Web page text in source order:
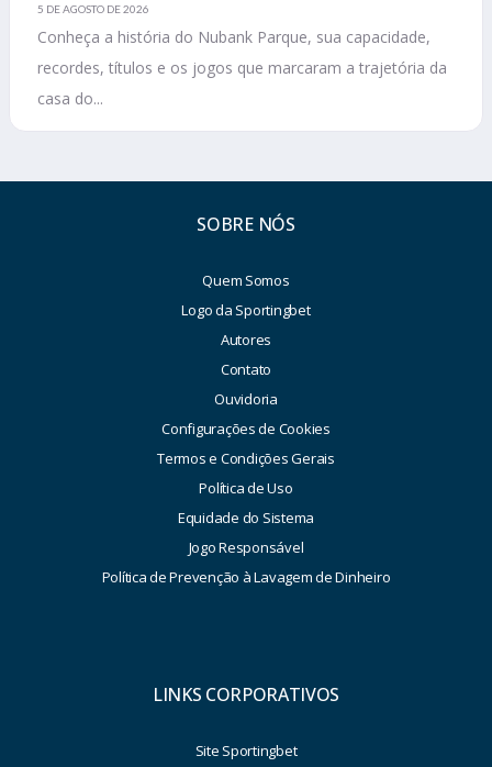
5 DE AGOSTO DE 2026
Conheça a história do Nubank Parque, sua capacidade,
recordes, títulos e os jogos que marcaram a trajetória da
casa do...
SOBRE NÓS
Quem Somos
Logo da Sportingbet
Autores
Contato
Ouvidoria
Configurações de Cookies
Termos e Condições Gerais
Política de Uso
Equidade do Sistema
Jogo Responsável
Política de Prevenção à Lavagem de Dinheiro
LINKS CORPORATIVOS
Site Sportingbet